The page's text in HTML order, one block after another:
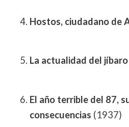
Hostos, ciudadano de
La actualidad del jíbaro
El año terrible del 87,
consecuencias (1937)